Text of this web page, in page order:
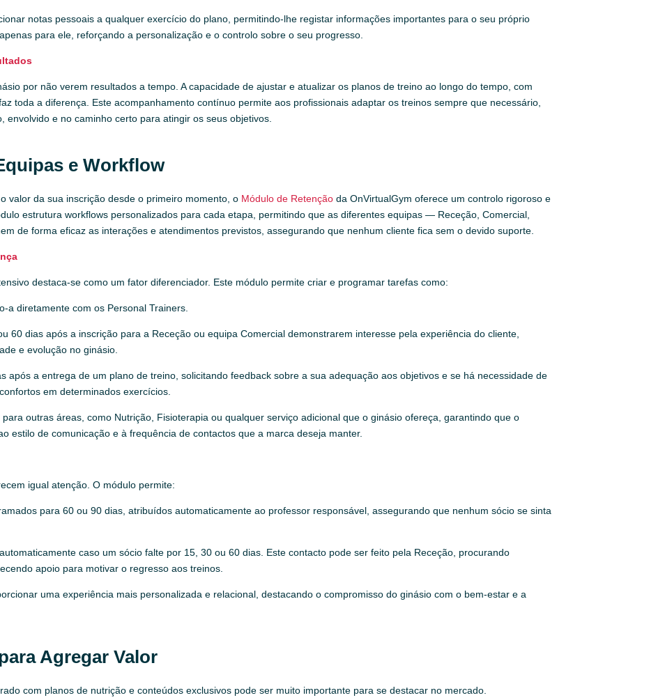
notas pessoais a qualquer exercício do plano, permitindo-lhe registar informações importantes para o seu próprio
para ele, reforçando a personalização e o controlo sobre o seu progresso.
por não verem resultados a tempo. A capacidade de ajustar e atualizar os planos de treino ao longo do tempo, com
toda a diferença. Este acompanhamento contínuo permite aos profissionais adaptar os treinos sempre que necessário,
e no caminho certo para atingir os seus objetivos.
e Workflow
valor da sua inscrição desde o primeiro momento, o Módulo de Retenção da OnVirtualGym oferece um controlo rigoroso e
estrutura workflows personalizados para cada etapa, permitindo que as diferentes equipas — Receção, Comercial,
de forma eficaz as interações e atendimentos previstos, assegurando que nenhum cliente fica sem o devido suporte.
destaca-se como um fator diferenciador. Este módulo permite criar e programar tarefas como:
a diretamente com os Personal Trainers.
60 dias após a inscrição para a Receção ou equipa Comercial demonstrarem interesse pela experiência do cliente,
e evolução no ginásio.
após a entrega de um plano de treino, solicitando feedback sobre a sua adequação aos objetivos e se há necessidade de
em determinados exercícios.
outras áreas, como Nutrição, Fisioterapia ou qualquer serviço adicional que o ginásio ofereça, garantindo que o
estilo de comunicação e à frequência de contactos que a marca deseja manter.
igual atenção. O módulo permite:
para 60 ou 90 dias, atribuídos automaticamente ao professor responsável, assegurando que nenhum sócio se sinta
caso um sócio falte por 15, 30 ou 60 dias. Este contacto pode ser feito pela Receção, procurando
apoio para motivar o regresso aos treinos.
uma experiência mais personalizada e relacional, destacando o compromisso do ginásio com o bem-estar e a
Agregar Valor
com planos de nutrição e conteúdos exclusivos pode ser muito importante para se destacar no mercado.